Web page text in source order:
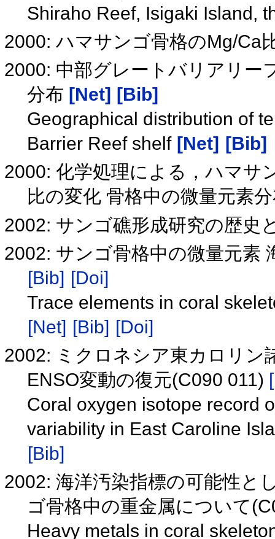
Shiraho Reef, Isigaki Island,
2000: ハマサンゴ骨格のMg/Ca
2000: 中部グレートバリアリー
分布 [Net] [Bib]
Geographical distribution of
Barrier Reef shelf [Net]
[Bib]
2000: 化学処理による，ハマサ
比の変化 骨格中の微量元素
2002: サンゴ礁形成研究の歴史
2002: サンゴ骨格中の微量元素
[Bib] [Doi]
Trace elements in coral
[Net] [Bib] [Doi]
2002: ミクロネシア東カロリン
ENSO変動の復元(C090 011)
Coral oxygen isotope record
variability in East Caroline
[Bib]
2002: 海洋汚染指標の可能性と
ゴ骨格中の重金属について
Heavy metals in coral